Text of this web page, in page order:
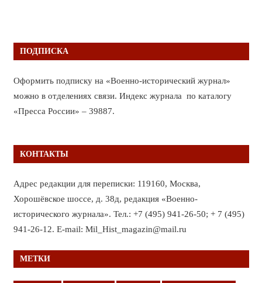
ПОДПИСКА
Оформить подписку на «Военно-исторический журнал»
можно в отделениях связи. Индекс журнала по каталогу
«Пресса России» – 39887.
КОНТАКТЫ
Адрес редакции для переписки: 119160, Москва,
Хорошёвское шоссе, д. 38д, редакция «Военно-
исторического журнала». Тел.: +7 (495) 941-26-50; + 7 (495)
941-26-12. E-mail: Mil_Hist_magazin@mail.ru
МЕТКИ